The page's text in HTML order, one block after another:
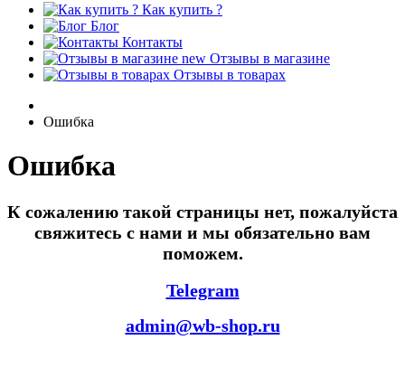
Как купить ?
Блог
Контакты
new Отзывы в магазине
Отзывы в товарах
Ошибка
Ошибка
К сожалению такой страницы нет, пожалуйста
свяжитесь с нами и мы обязательно вам
поможем.
Telegram
admin@wb-shop.ru